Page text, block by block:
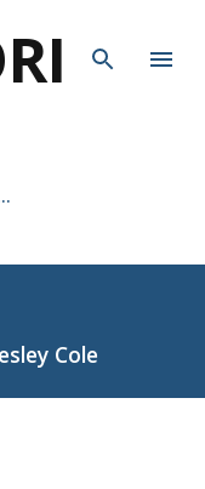
Cole